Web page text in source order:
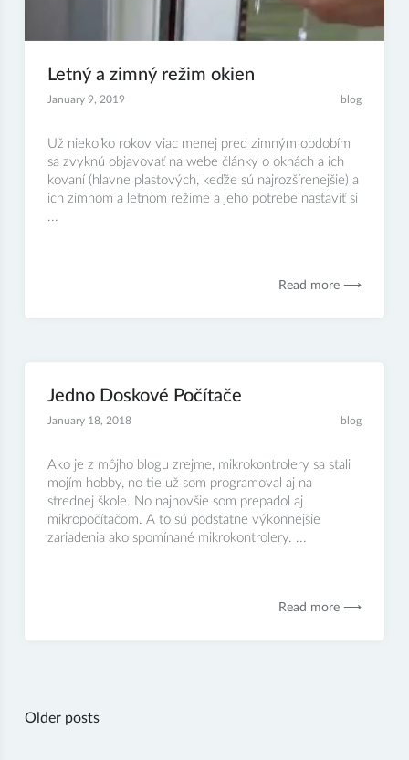
Letný a zimný režim okien
January 9, 2019 blog
Už niekoľko rokov viac menej pred zimným obdobím
sa zvyknú objavovať na webe články o oknách a ich
kovaní (hlavne plastových, keďže sú najrozšírenejšie) a
ich zimnom a letnom režime a jeho potrebe nastaviť si
...
Read more ⟶
Jedno Doskové Počítače
January 18, 2018 blog
Ako je z môjho blogu zrejme, mikrokontrolery sa stali
mojím hobby, no tie už som programoval aj na
strednej škole. No najnovšie som prepadol aj
mikropočítačom. A to sú podstatne výkonnejšie
zariadenia ako spomínané mikrokontrolery. ...
Read more ⟶
Posts
Older posts